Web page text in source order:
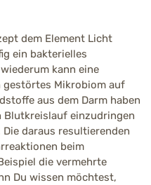
dem Element Licht
ein bakterielles
kann eine
gestörtes Mikrobiom auf
aus dem Darm haben
Blutkreislauf einzudringen
daraus resultierenden
beim
die vermehrte
Du wissen möchtest,